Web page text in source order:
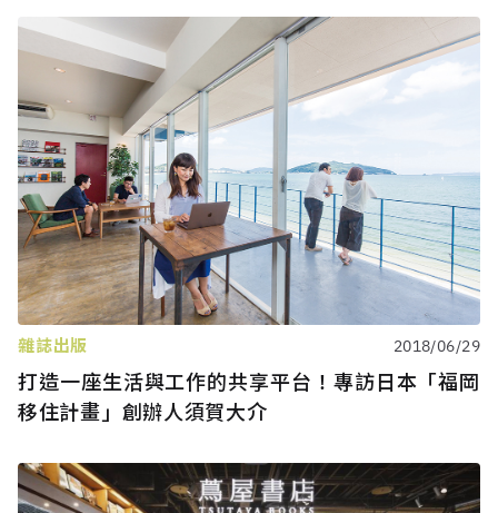
雜誌出版 2018/06/29
打造一座生活與工作的共享平台！專訪日本「福岡
移住計畫」創辦人須賀大介